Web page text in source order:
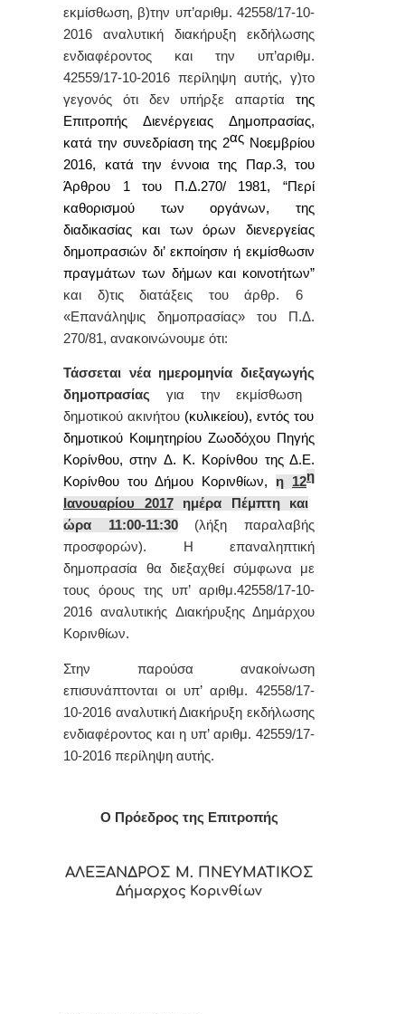
εκμίσθωση, β)την υπ’αριθμ. 42558/17-10-
2016 αναλυτική διακήρυξη εκδήλωσης
ενδιαφέροντος και την υπ’αριθμ.
42559/17-10-2016 περίληψη αυτής, γ)το
γεγονός ότι δεν υπήρξε απαρτία της
Επιτροπής Διενέργειας Δημοπρασίας,
κατά την συνεδρίαση της 2ας Νοεμβρίου
2016, κατά την έννοια της Παρ.3, του
Άρθρου 1 του Π.Δ.270/ 1981, “Περί
καθορισμού των οργάνων, της
διαδικασίας και των όρων διενεργείας
δημοπρασιών δι’ εκποίησιν ή εκμίσθωσιν
πραγμάτων των δήμων και κοινοτήτων”
και δ)τις διατάξεις του άρθρ. 6
«Επανάληψις δημοπρασίας» του Π.Δ.
270/81, ανακοινώνουμε ότι:
Τάσσεται νέα ημερομηνία διεξαγωγής
δημοπρασίας για την εκμίσθωση
δημοτικού ακινήτου (κυλικείου), εντός του
δημοτικού Κοιμητηρίου Ζωοδόχου Πηγής
Κορίνθου, στην Δ. Κ. Κορίνθου της Δ.Ε.
Κορίνθου του Δήμου Κορινθίων, η 12η
Ιανουαρίου 2017ημέρα Πέμπτη και
ώρα 11:00-11:30
(λήξη παραλαβής
προσφορών). Η επαναληπτική
δημοπρασία θα διεξαχθεί σύμφωνα με
τους όρους της υπ’ αριθμ.42558/17-10-
2016 αναλυτικής Διακήρυξης Δημάρχου
Κορινθίων.
Στην παρούσα ανακοίνωση
επισυνάπτονται οι υπ’ αριθμ. 42558/17-
10-2016 αναλυτική Διακήρυξη εκδήλωσης
ενδιαφέροντος και η υπ’ αριθμ. 42559/17-
10-2016 περίληψη αυτής.
Ο Πρόεδρος της Επιτροπής
ΑΛΕΞΑΝΔΡΟΣ Μ. ΠΝΕΥΜΑΤΙΚΟΣ
Δήμαρχος Κορινθίων